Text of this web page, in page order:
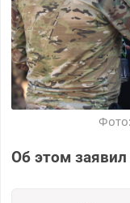
Об этом